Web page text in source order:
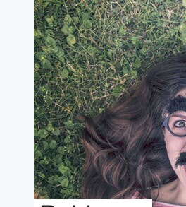
din
gellak
til
at
holde
bedre